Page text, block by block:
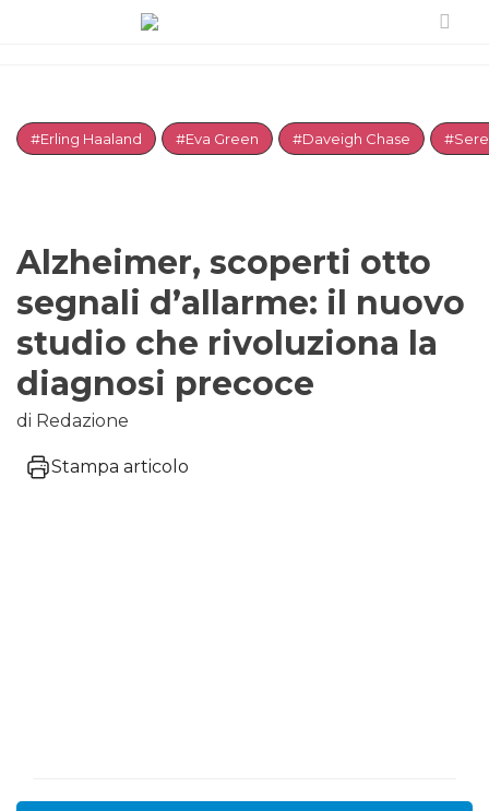
#Erling Haaland #Eva Green #Daveigh Chase
Alzheimer, scoperti otto
segnali d’allarme: il nuovo
studio che rivoluziona la
diagnosi precoce
di Redazione
Stampa articolo